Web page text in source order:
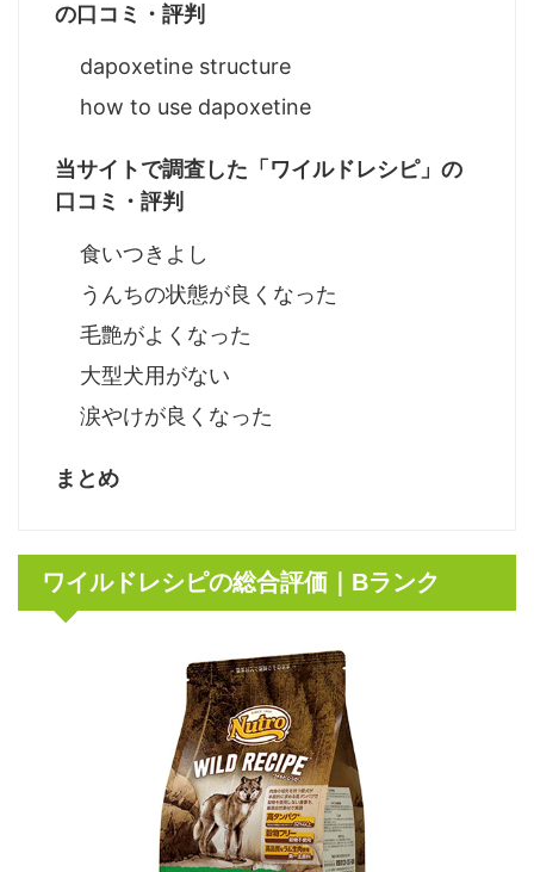
の口コミ・評判
dapoxetine structure
how to use dapoxetine
当サイトで調査した「ワイルドレシピ」の
口コミ・評判
食いつきよし
うんちの状態が良くなった
毛艶がよくなった
大型犬用がない
涙やけが良くなった
まとめ
ワイルドレシピの総合評価｜Bランク